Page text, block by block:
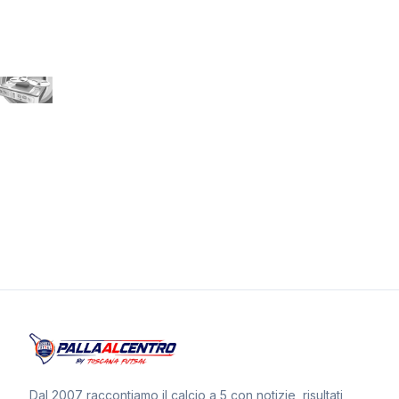
Dal 2007 raccontiamo il calcio a 5 con notizie, risultati,